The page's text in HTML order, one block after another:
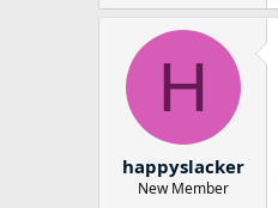
H
happyslacker
New Member